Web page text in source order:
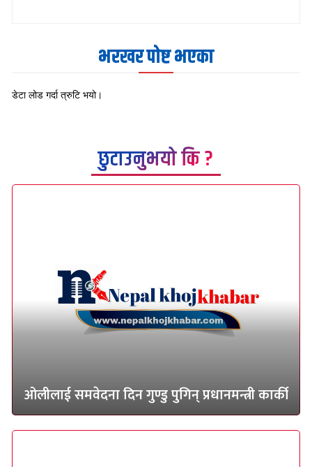
भरखर पोष्ट भएका
डेटा लोड गर्दा त्रुटि भयो।
छुटाउनुभयो कि ?
ओलीलाई समवेदना दिन गुण्डु पुगिन् प्रधानमन्त्री कार्की